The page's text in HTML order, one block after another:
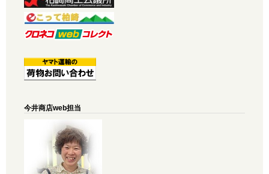
今井商店web担当